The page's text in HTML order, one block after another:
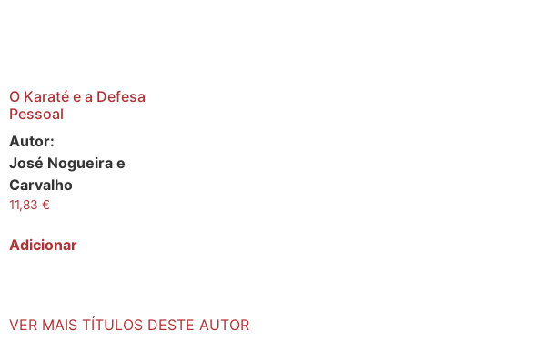
O Karaté e a Defesa
Pessoal
Autor:
José Nogueira e
Carvalho
11,83 €
Adicionar
VER MAIS TÍTULOS DESTE AUTOR